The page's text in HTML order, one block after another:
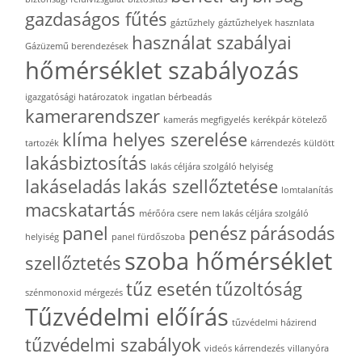
gazdaságos fűtés gáztűzhely gáztűzhelyek hasznlata
Gázüzemű berendezések használat szabályai
hőmérséklet szabályozás
igazgatósági határozatok ingatlan bérbeadás
kamerarendszer kamerás megfigyelés kerékpár kötelező
tartozék klíma helyes szerelése kárrendezés küldött
lakásbiztosítás lakás céljára szolgáló helyiség
lakáseladás lakás szellőztetése lomtalanítás
macskatartás mérőóra csere nem lakás céljára szolgáló
helyiség panel panel fürdőszoba penész párásodás
szellőztetés szoba hőmérséklet
szénmonoxid mérgezés tűz esetén tűzoltóság
Tűzvédelmi előírás tűzvédelmi házirend
tűzvédelmi szabályok videós kárrendezés villanyóra